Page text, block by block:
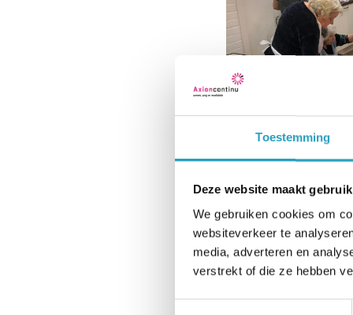
Toestemming
Deze website maakt
We gebruiken cookies om
websiteverkeer te
media, adverteren en
verstrekt of die ze hebben